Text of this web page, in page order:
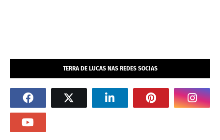
TERRA DE LUCAS NAS REDES SOCIAS